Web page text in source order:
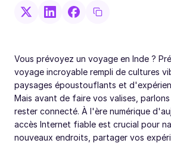
Vous prévoyez un voyage en Inde ?
voyage incroyable rempli de cultures
paysages époustouflants et
Mais avant de faire vos valises,
rester connecté. À l'ère numérique
accès Internet fiable est crucial pour
nouveaux endroits, partager vos